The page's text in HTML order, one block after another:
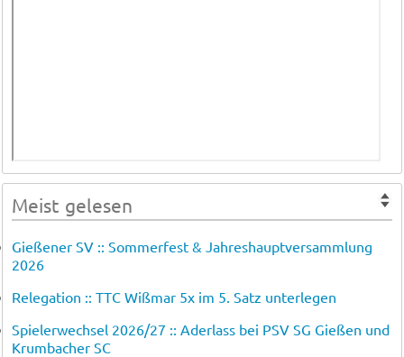
Meist gelesen
Gießener SV :: Sommerfest & Jahreshauptversammlung
2026
Relegation :: TTC Wißmar 5x im 5. Satz unterlegen
Spielerwechsel 2026/27 :: Aderlass bei PSV SG Gießen und
Krumbacher SC